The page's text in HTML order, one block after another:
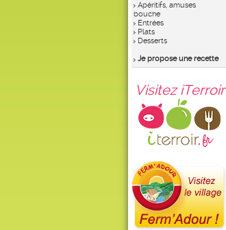
Apéritifs, amuses
bouche
Entrées
Plats
Desserts
Je propose une recette
Visitez iTerroir